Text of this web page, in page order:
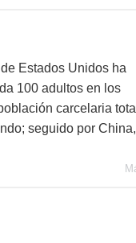
Estados Unidos ha
100 adultos en los
carcelaria
seguido por